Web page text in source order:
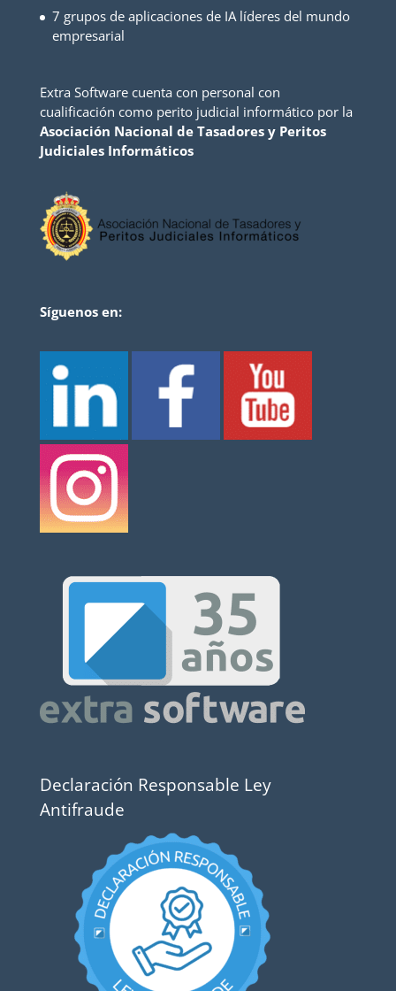
7 grupos de aplicaciones de IA líderes del mundo
empresarial
Extra Software cuenta con personal con
cualificación como perito judicial informático por la
Asociación Nacional de Tasadores y Peritos
Judiciales Informáticos
Síguenos en:
Declaración Responsable Ley
Antifraude